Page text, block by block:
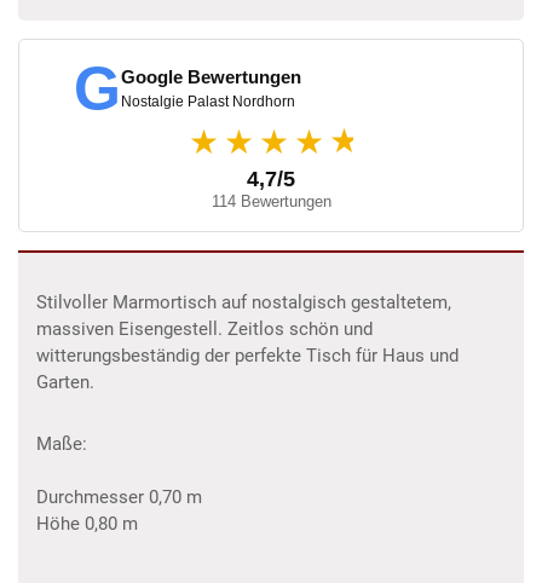
GGoogle Bewertungen
Nostalgie Palast Nordhorn
★★★★ ★
4,7/5
114 Bewertungen
Stilvoller Marmortisch auf nostalgisch gestaltetem,
massiven Eisengestell. Zeitlos schön und
witterungsbeständig der perfekte Tisch für Haus und
Garten.
Maße:
Durchmesser 0,70 m
Höhe 0,80 m